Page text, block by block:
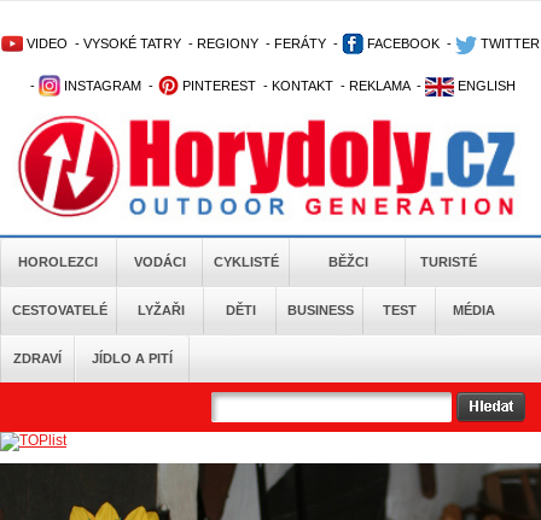
VIDEO - VYSOKÉ TATRY - REGIONY - FERÁTY - FACEBOOK - TWITTER
- INSTAGRAM - PINTEREST - KONTAKT - REKLAMA - ENGLISH
HOROLEZCI VODÁCI CYKLISTÉ BĚŽCI TURISTÉ
CESTOVATELÉ LYŽAŘI DĚTI BUSINESS TEST MÉDIA
ZDRAVÍ JÍDLO A PITÍ